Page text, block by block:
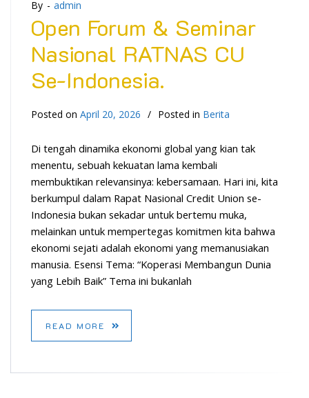
By - admin
Open Forum & Seminar
Nasional RATNAS CU
Se-Indonesia.
Posted on April 20, 2026 Posted in Berita
Di tengah dinamika ekonomi global yang kian tak
menentu, sebuah kekuatan lama kembali
membuktikan relevansinya: kebersamaan. Hari ini, kita
berkumpul dalam Rapat Nasional Credit Union se-
Indonesia bukan sekadar untuk bertemu muka,
melainkan untuk mempertegas komitmen kita bahwa
ekonomi sejati adalah ekonomi yang memanusiakan
manusia. Esensi Tema: “Koperasi Membangun Dunia
yang Lebih Baik” Tema ini bukanlah
READ MORE